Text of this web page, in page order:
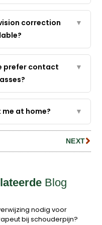
correction
▼
prefer contact
▼
at home? ▼
NEXT
Blog
nodig voor
bij schouderpijn?